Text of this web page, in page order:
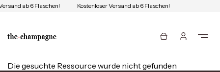
ab 6 Flaschen! Kostenloser Versand ab 6 Flaschen!
Die gesuchte Ressource wurde nicht gefunden